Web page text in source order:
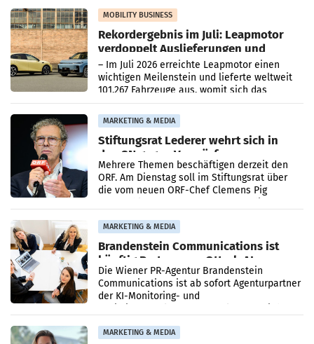
Bundeskartellanwalt
MOBILITY BUSINESS
Rekordergebnis im Juli: Leapmotor
verdoppelt Auslieferungen und
überschreitet die 100.000er-Marke
– Im Juli 2026 erreichte Leapmotor einen
wichtigen Meilenstein und lieferte weltweit
101.267 Fahrzeuge aus, womit sich das
Ergebnis gegenüber Juli 2025 mehr als
verdoppelte (+102
MARKETING & MEDIA
Stiftungsrat Lederer wehrt sich in
den SN gegen Vorwürfe
Mehrere Themen beschäftigen derzeit den
ORF. Am Dienstag soll im Stiftungsrat über
die vom neuen ORF-Chef Clemens Pig
MARKETING & MEDIA
Brandenstein Communications ist
künftig Partner von OtterlyAI
Die Wiener PR-Agentur Brandenstein
Communications ist ab sofort Agenturpartner
der KI-Monitoring- und
MARKETING & MEDIA